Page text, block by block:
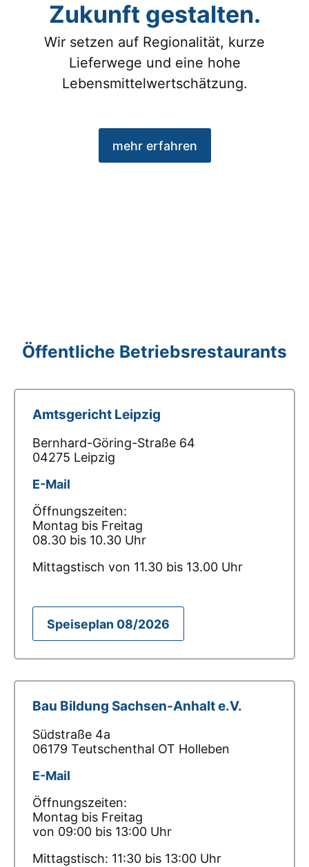
Zukunft gestalten.
Wir setzen auf Regionalität, kurze
Lieferwege und eine hohe
Lebensmittelwertschätzung.
mehr erfahren
Öffentliche Betriebsrestaurants
Amtsgericht Leipzig
Bernhard-Göring-Straße 64
04275 Leipzig
E-Mail
Öffnungszeiten:
Montag bis Freitag
08.30 bis 10.30 Uhr
Mittagstisch von 11.30 bis 13.00 Uhr
Speiseplan 08/2026
Bau Bildung Sachsen-Anhalt e.V.
Südstraße 4a
06179 Teutschenthal OT Holleben
E-Mail
Öffnungszeiten:
Montag bis Freitag
von 09:00 bis 13:00 Uhr
Mittagstisch: 11:30 bis 13:00 Uhr